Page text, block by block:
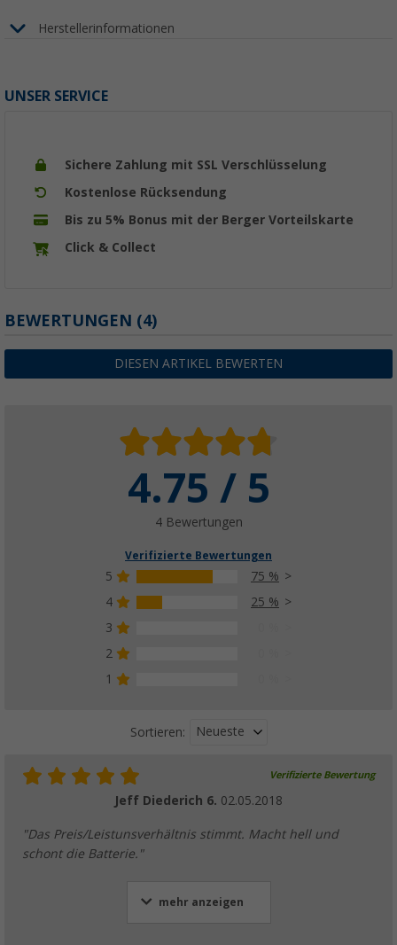
Herstellerinformationen
UNSER SERVICE
Sichere Zahlung mit SSL Verschlüsselung
Kostenlose Rücksendung
Bis zu 5% Bonus mit der Berger Vorteilskarte
Click & Collect
BEWERTUNGEN (4)
DIESEN ARTIKEL BEWERTEN
4.75 / 5
4 Bewertungen
Verifizierte Bewertungen
5
75 %
4
25 %
3
2
1
Sortieren: Neueste
Verifizierte Bewertung
Jeff Diederich 6. 02.05.2018
"Das Preis/Leistunsverhältnis stimmt. Macht hell und
schont die Batterie."
mehr anzeigen